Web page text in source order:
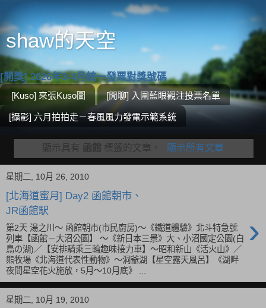
shaw的天空
[開獎] 2026年3-4月統一發票對獎號碼
[Kuso] 來張Kuso圖 [閒聊] 入圍藍眼觀注投票名單
[攝影] 六月拍拍走－春風風力發電示範系統
顯示具有 函館 標籤的文章。 顯示所有文章
星期二, 10月 26, 2010
[北海道蜜月] Day2 函館朝市、
JR函館駅
›
第2天 湯之川～ 函館朝市(市民廚房)～《鐵道體驗》北斗特急號
列車【函館－大沼公園】 〜《新日本三景》大、小沼國定公園(白
鳥の湖)／【安排騎乘三輪趣味接力車】～昭和新山《活火山》／
熊牧場《北海道代表性動物》～洞爺湖【星空露天風呂】《湖畔
夜間星空花火施放，5月～10月底》 ...
星期二, 10月 19, 2010